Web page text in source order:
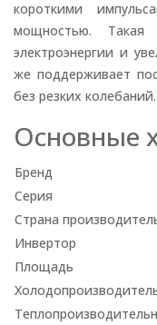
короткими
мощностью.
электроэнергии и
же поддерживает
без резких колебаний.
Основные
Бренд
Серия
Страна
Инвертор
Площадь